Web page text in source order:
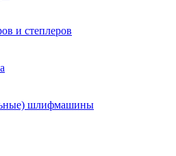
и степлеров
шлифмашины